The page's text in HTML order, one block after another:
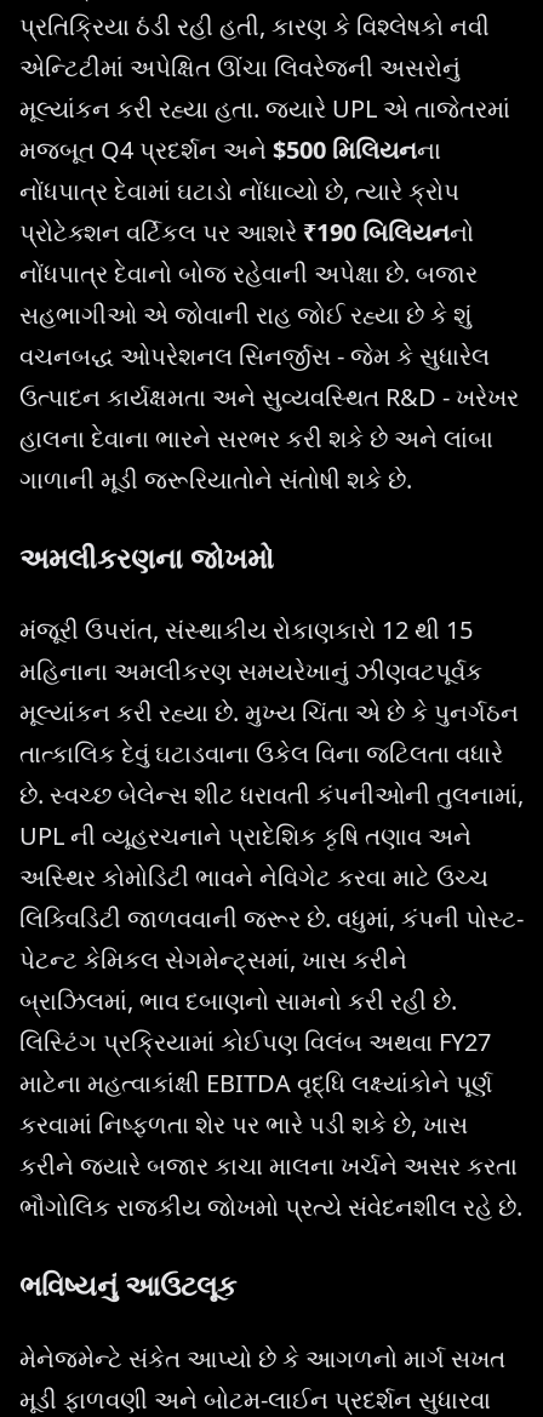
પ્રતિક્રિયા ઠંડી રહી હતી, કારણ કે વિશ્લેષકો નવી
એન્ટિટીમાં અપેક્ષિત ઊંચા લિવરેજની અસરોનું
મૂલ્યાંકન કરી રહ્યા હતા. જ્યારે UPL એ તાજેતરમાં
મજબૂત Q4 પ્રદર્શન અને $500 મિલિયનના
નોંધપાત્ર દેવામાં ઘટાડો નોંધાવ્યો છે, ત્યારે ક્રોપ
પ્રોટેક્શન વર્ટિકલ પર આશરે ₹190 બિલિયનનો
નોંધપાત્ર દેવાનો બોજ રહેવાની અપેક્ષા છે. બજાર
સહભાગીઓ એ જોવાની રાહ જોઈ રહ્યા છે કે શું
વચનબદ્ધ ઓપરેશનલ સિનર્જીસ - જેમ કે સુધારેલ
ઉત્પાદન કાર્યક્ષમતા અને સુવ્યવસ્થિત R&D - ખરેખર
હાલના દેવાના ભારને સરભર કરી શકે છે અને લાંબા
ગાળાની મૂડી જરૂરિયાતોને સંતોષી શકે છે.
અમલીકરણના જોખમો
મંજૂરી ઉપરાંત, સંસ્થાકીય રોકાણકારો 12 થી 15
મહિનાના અમલીકરણ સમયરેખાનું ઝીણવટપૂર્વક
મૂલ્યાંકન કરી રહ્યા છે. મુખ્ય ચિંતા એ છે કે પુનર્ગઠન
તાત્કાલિક દેવું ઘટાડવાના ઉકેલ વિના જટિલતા વધારે
છે. સ્વચ્છ બેલેન્સ શીટ ધરાવતી કંપનીઓની તુલનામાં,
UPL ની વ્યૂહરચનાને પ્રાદેશિક કૃષિ તણાવ અને
અસ્થિર કોમોડિટી ભાવને નેવિગેટ કરવા માટે ઉચ્ચ
લિક્વિડિટી જાળવવાની જરૂર છે. વધુમાં, કંપની પોસ્ટ-
પેટન્ટ કેમિકલ સેગમેન્ટ્સમાં, ખાસ કરીને
બ્રાઝિલમાં, ભાવ દબાણનો સામનો કરી રહી છે.
લિસ્ટિંગ પ્રક્રિયામાં કોઈપણ વિલંબ અથવા FY27
માટેના મહત્વાકાંક્ષી EBITDA વૃદ્ધિ લક્ષ્યાંકોને પૂર્ણ
કરવામાં નિષ્ફળતા શેર પર ભારે પડી શકે છે, ખાસ
કરીને જ્યારે બજાર કાચા માલના ખર્ચને અસર કરતા
ભૌગોલિક રાજકીય જોખમો પ્રત્યે સંવેદનશીલ રહે છે.
ભવિષ્યનું આઉટલૂક
મેનેજમેન્ટે સંકેત આપ્યો છે કે આગળનો માર્ગ સખત
મૂડી ફાળવણી અને બોટમ-લાઈન પ્રદર્શન સુધારવા